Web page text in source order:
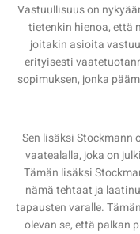
Vastuullisuus on
tietenkin hienoa, että
joitakin asioita
erityisesti
sopimuksen, jonka
Sen lisäksi Stockmann
vaatealalla, joka on
Tämän lisäksi
nämä tehtaat ja
tapausten varalle.
olevan se, että palkan